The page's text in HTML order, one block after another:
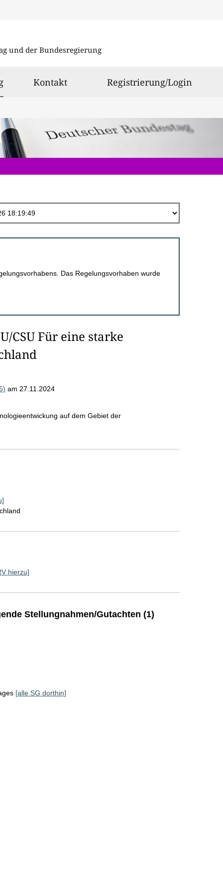
und der Bundesregierung
ausgewählt
Kontakt Registrierung/Login
Das Regelungsvorhaben wurde
CSU Für eine starke
am 27.11.2024
auf dem Gebiet der
hierzu]
Stellungnahmen/Gutachten (1)
[alle SG dorthin]